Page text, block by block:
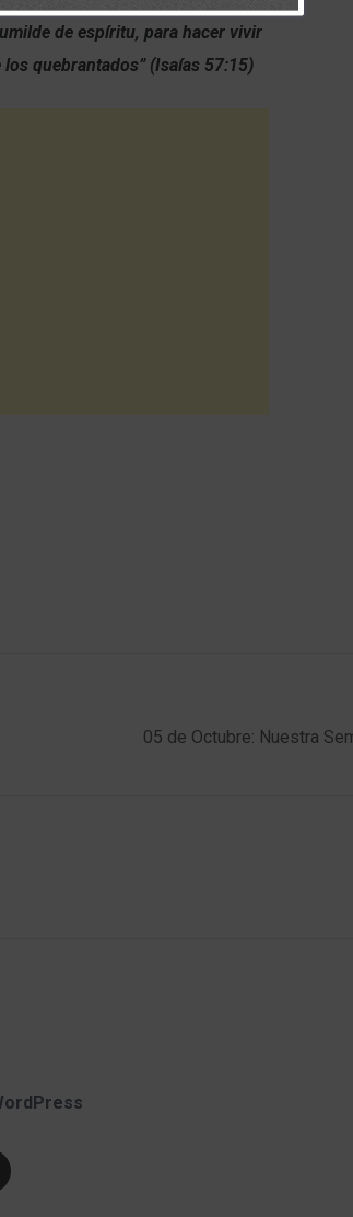
de espíritu, para hacer vivir
quebrantados” (Isaías 57:15)
05 de Octubre: Nuestra